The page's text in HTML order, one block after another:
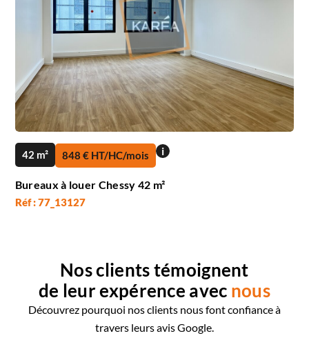
42 m² 848 € HT/HC/mois i
Bureaux à louer Chessy 42 m²
Réf : 77_13127
Nos clients témoignent
de leur expérence avec nous
Découvrez pourquoi nos clients nous font confiance à
travers leurs avis Google.